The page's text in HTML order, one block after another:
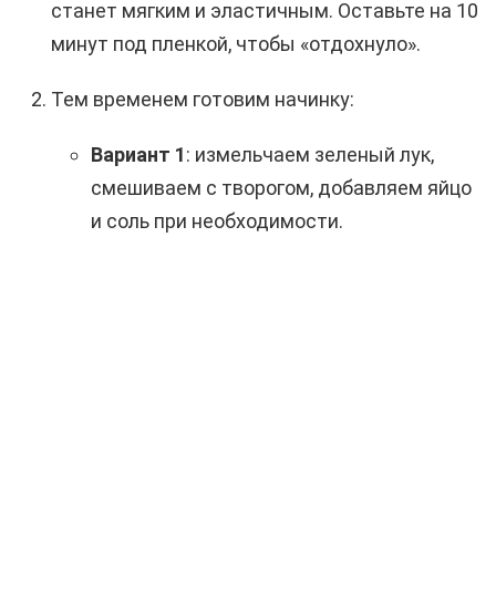
станет мягким и эластичным. Оставьте на 10
минут под пленкой, чтобы «отдохнуло».
Тем временем готовим начинку:
Вариант 1: измельчаем зеленый лук,
смешиваем с творогом, добавляем яйцо
и соль при необходимости.